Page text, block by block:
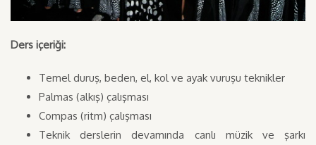
Ders içeriği:
Temel duruş, beden, el, kol ve ayak vuruşu teknikler
Palmas (alkış) çalışması
Compas (ritm) çalışması
Teknik derslerin devamında canlı müzik ve şarkı